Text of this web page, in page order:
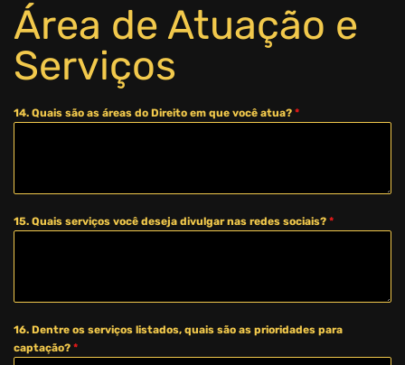
Área de Atuação e
Serviços
14. Quais são as áreas do Direito em que você atua? *
15. Quais serviços você deseja divulgar nas redes sociais? *
16. Dentre os serviços listados, quais são as prioridades para
captação? *